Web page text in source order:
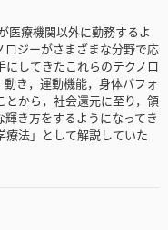
療機関以外に勤務するよ
ロジーがさまざまな分野で応
してきたこれらのテクノロ
き，運動機能，身体パフォ
から，社会還元に至り，領
き方をするようになってき
療法」として解説していた